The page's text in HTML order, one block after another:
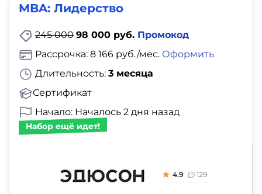
MBA: Лидерство
245 000 98 000 руб. Промокод
Длительность: 3 месяца
Сертификат
Рассрочка: 8 166 руб./мес. Оформить
Начало: Началось 2 дня назад
Набор ещё идет!
4.9 129